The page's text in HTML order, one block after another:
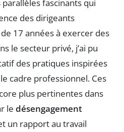
fascinants qui
des dirigeants
de 17 années à exercer des
le secteur privé, j’ai pu
des pratiques inspirées
cadre professionnel. Ces
plus pertinentes dans
le désengagement
un rapport au travail